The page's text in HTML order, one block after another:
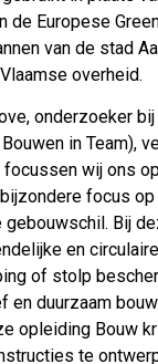
de Europese
van de stad
overheid.
onderzoeker
in Team),
wij ons
focus
gebouwschil. Bij
en
of stolp
en duurzaam
opleiding Bouw
te